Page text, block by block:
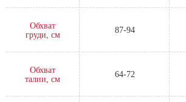
Обхват
груди, см
87-94
Обхват
талии, см
64-72